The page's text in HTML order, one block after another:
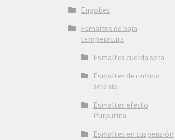
Engobes
Esmaltes de baja
temperatura
Esmaltes cuerda seca
Esmaltes de cadmio
selenio
Esmaltes efecto
Purpurina
Esmaltes en suspensión